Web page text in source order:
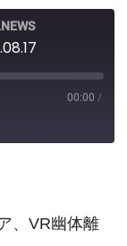
00:00 /
、VR幽体離